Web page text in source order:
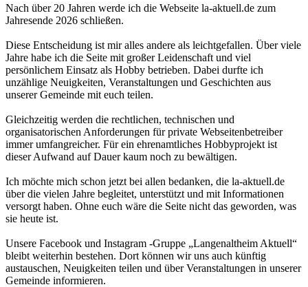
Nach über 20 Jahren werde ich die Webseite la-aktuell.de zum
Jahresende 2026 schließen.
Diese Entscheidung ist mir alles andere als leichtgefallen. Über viele
Jahre habe ich die Seite mit großer Leidenschaft und viel
persönlichem Einsatz als Hobby betrieben. Dabei durfte ich
unzählige Neuigkeiten, Veranstaltungen und Geschichten aus
unserer Gemeinde mit euch teilen.
Gleichzeitig werden die rechtlichen, technischen und
organisatorischen Anforderungen für private Webseitenbetreiber
immer umfangreicher. Für ein ehrenamtliches Hobbyprojekt ist
dieser Aufwand auf Dauer kaum noch zu bewältigen.
Ich möchte mich schon jetzt bei allen bedanken, die la-aktuell.de
über die vielen Jahre begleitet, unterstützt und mit Informationen
versorgt haben. Ohne euch wäre die Seite nicht das geworden, was
sie heute ist.
Unsere Facebook und Instagram -Gruppe „Langenaltheim Aktuell“
bleibt weiterhin bestehen. Dort können wir uns auch künftig
austauschen, Neuigkeiten teilen und über Veranstaltungen in unserer
Gemeinde informieren.